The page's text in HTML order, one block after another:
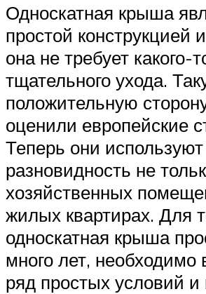
Односкатная крыша
простой конструкцией
она не требует какого-
тщательного ухода.
положительную
оценили европейские
Теперь они
разновидность не
хозяйственных
жилых квартирах. Для
односкатная крыша
много лет, необходимо
ряд простых условий и